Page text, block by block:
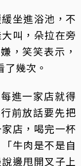
坐進浴池，不
叫，朵拉在旁
，笑笑表示，
幾次。
進一家店就得
前放話要先把
店，喝完一杯
牛肉是不是自
邊甩開叉子上